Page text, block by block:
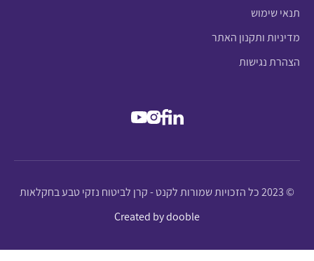
תנאי שימוש
מדיניות ותקנון האתר
הצהרת נגישות
© 2023 כל הזכויות שמורות לקנט - קרן לביטוח נזקי טבע בחקלאות
Created by dooble